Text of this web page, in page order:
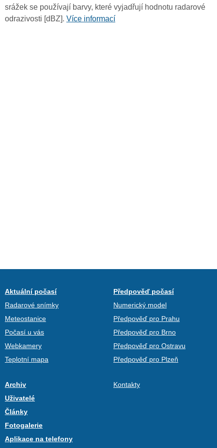
srážek se používají barvy, které vyjadřují hodnotu radarové
odrazivosti [dBZ]. Více informací
Aktuální počasí
Radarové snímky
Meteostanice
Počasí u vás
Webkamery
Teplotní mapa
Předpověď počasí
Numerický model
Předpověď pro Prahu
Předpověď pro Brno
Předpověď pro Ostravu
Předpověď pro Plzeň
Archiv
Uživatelé
Články
Fotogalerie
Aplikace na telefony
Kontakty